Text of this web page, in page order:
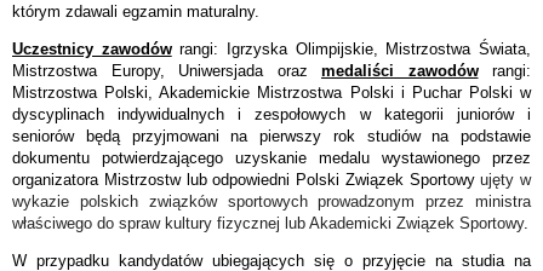
którym zdawali egzamin maturalny.
Uczestnicy zawodówrangi: Igrzyska Olimpijskie, Mistrzostwa Świata,
Mistrzostwa Europy, Uniwersjada oraz medaliści zawodówrangi:
Mistrzostwa Polski, Akademickie Mistrzostwa Polski i Puchar Polski w
dyscyplinach indywidualnych i zespołowych w kategorii juniorów i
seniorów będą przyjmowani na pierwszy rok studiów na podstawie
dokumentu potwierdzającego uzyskanie medalu wystawionego przez
organizatora Mistrzostw lub odpowiedni Polski Związek Sportowyujęty w
wykazie polskich związków sportowych prowadzonym przez ministra
właściwego do spraw kultury fizycznej lub Akademicki Związek Sportowy.
W przypadku kandydatów ubiegających się o przyjęcie na studia na